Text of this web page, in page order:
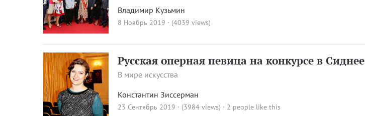
Владимир Кузьмин
8 Ноябрь 2019 · (4039 views)
Русская оперная певица на конкурсе в Сиднее
В мире искусства
Константин Зиссерман
23 Сентябрь 2019 · (3984 views) · 2 people like this